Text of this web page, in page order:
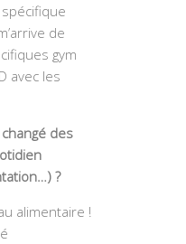
de
gym
avec les
des
?
alimentaire !